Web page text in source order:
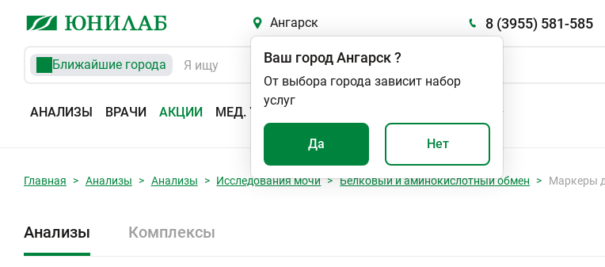
Ангарск 8 (3955) 581-585
Ближайшие города
АНАЛИЗЫ ВРАЧИ АКЦИИ МЕД. УСЛУГИ
Ваш городАнгарск?
От выбора города зависит набор
услуг
Да Нет
Главная Анализы Анализы Исследования мочи Белковый и аминокислотный обмен Маркеры
Анализы Комплексы